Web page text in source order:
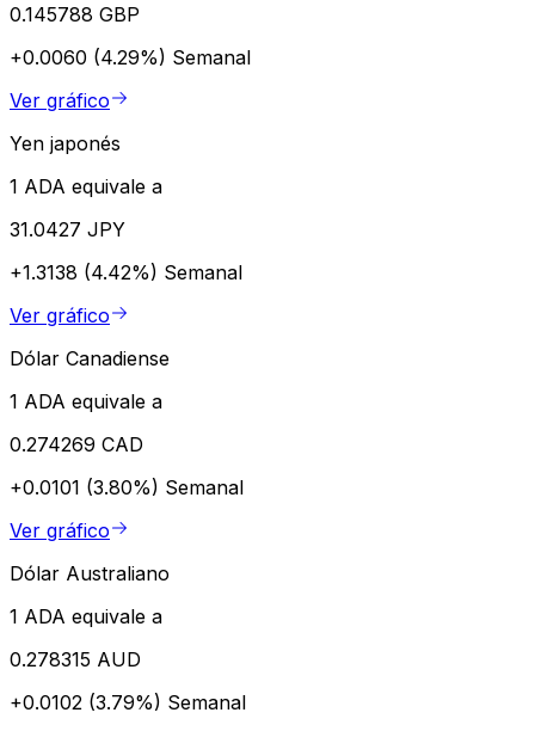
0.145788 GBP
+0.0060 (4.29%) Semanal
Ver gráfico
Yen japonés
1 ADA equivale a
31.0427 JPY
+1.3138 (4.42%) Semanal
Ver gráfico
Dólar Canadiense
1 ADA equivale a
0.274269 CAD
+0.0101 (3.80%) Semanal
Ver gráfico
Dólar Australiano
1 ADA equivale a
0.278315 AUD
+0.0102 (3.79%) Semanal